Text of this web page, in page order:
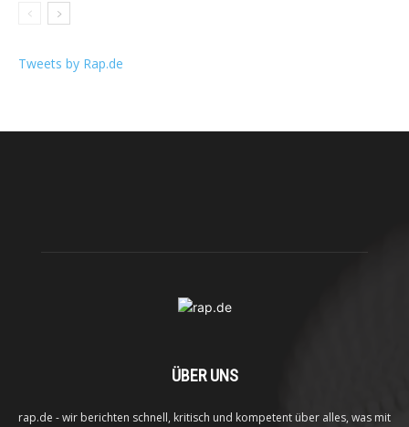
Tweets by Rap.de
ÜBER UNS
rap.de - wir berichten schnell, kritisch und kompetent über alles, was mit